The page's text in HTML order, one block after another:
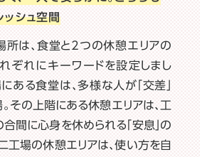
ッシュ空間
所は、食堂と2つの休憩エリアの
ぞれにキーワードを設定しまし
ある食堂は、多様な人が「交差」
その上階にある休憩エリアは、工
間に心身を休められる「安息」の
工場の休憩エリアは、使い方を自